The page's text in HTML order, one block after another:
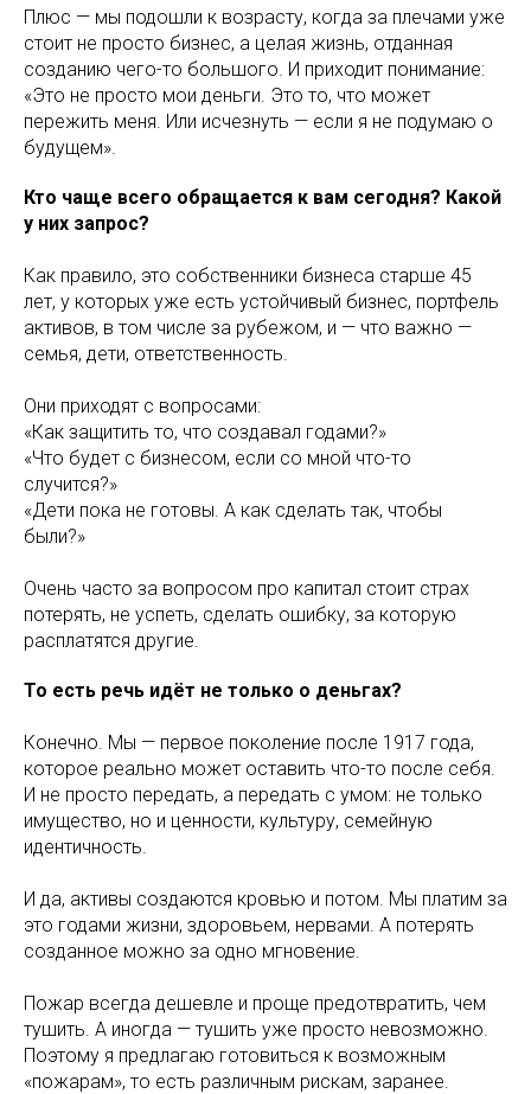
Плюс — мы подошли к возрасту, когда за плечами уже
стоит не просто бизнес, а целая жизнь, отданная
созданию чего-то большого. И приходит понимание:
«Это не просто мои деньги. Это то, что может
пережить меня. Или исчезнуть — если я не подумаю о
будущем».
Кто чаще всего обращается к вам сегодня? Какой
у них запрос?
Как правило, это собственники бизнеса старше 45
лет, у которых уже есть устойчивый бизнес, портфель
активов, в том числе за рубежом, и — что важно —
семья, дети, ответственность.
Они приходят с вопросами:
«Как защитить то, что создавал годами?»
«Что будет с бизнесом, если со мной что-то
случится?»
«Дети пока не готовы. А как сделать так, чтобы
были?»
Очень часто за вопросом про капитал стоит страх
потерять, не успеть, сделать ошибку, за которую
расплатятся другие.
То есть речь идёт не только о деньгах?
Конечно. Мы — первое поколение после 1917 года,
которое реально может оставить что-то после себя.
И не просто передать, а передать с умом: не только
имущество, но и ценности, культуру, семейную
идентичность.
И да, активы создаются кровью и потом. Мы платим за
это годами жизни, здоровьем, нервами. А потерять
созданное можно за одно мгновение.
Пожар всегда дешевле и проще предотвратить, чем
тушить. А иногда — тушить уже просто невозможно.
Поэтому я предлагаю готовиться к возможным
«пожарам», то есть различным рискам, заранее.